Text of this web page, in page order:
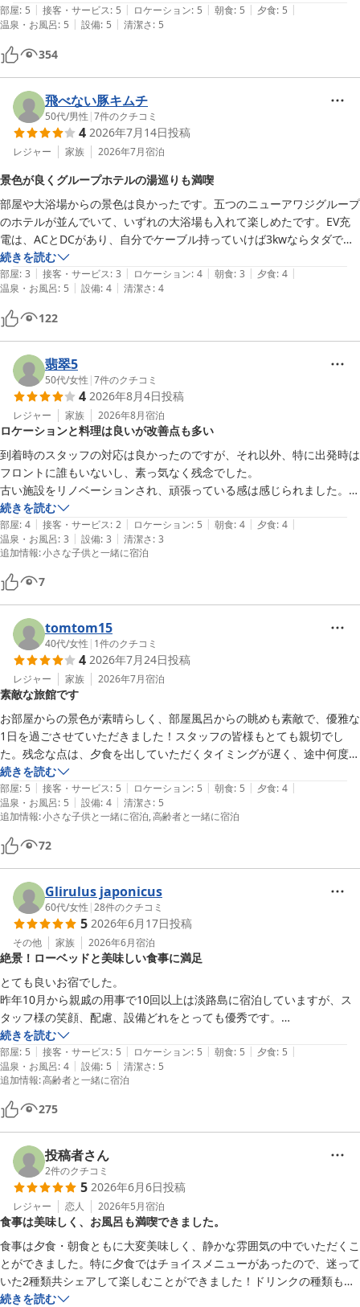
部屋: 5 | 接客・サービス: 5 | ロケーション: 5 | 朝食: 5 | 夕食: 5 |
温泉・お風呂: 5 | 設備: 5 | 清潔さ: 5
354
飛べない豚キムチ
50代/男性 |7件のクチコミ
4 2026年7月14日投稿
レジャー 家族 2026年7月宿泊
景色が良くグループホテルの湯巡りも満喫
部屋や大浴場からの景色は良かったです。五つのニューアワジグループ
のホテルが並んでいて、いずれの大浴場も入れて楽しめたです。EV充
電は、ACとDCがあり、自分でケーブル持っていけば3kwならタダで朝
まで入れられました。
続きを読む
部屋: 3 | 接客・サービス: 3 | ロケーション: 4 | 朝食: 3 | 夕食: 4 |
温泉・お風呂: 5 | 設備: 4 | 清潔さ: 4
122
翡翠5
50代/女性 |7件のクチコミ
4 2026年8月4日投稿
レジャー 家族 2026年8月宿泊
ロケーションと料理は良いが改善点も多い
到着時のスタッフの対応は良かったのですが、それ以外、特に出発時は
フロントに誰もいないし、素っ気なく残念でした。
古い施設をリノベーションされ、頑張っている感は感じられました。姉
妹施設のお風呂を利用できましたが、お風呂の側を船が往来し、船頭さ
んが手を振ったり、客室から丸見えだったり、おおらかというのか、今
時、少し驚きました。
全体的に65点。
1つ直ぐに改善して欲しいことは、朝食バイキングで都度、スリッパを
脱がなくてはならず、必然、手でスリッパを触り、その手でみんなが食
お料理の味も良かったし、ロケーションも最高なので、細かな気遣いと
スタッフの愛嬌のクオリティをあげるだけで素晴らしいホテルだと思い
ます。
続きを読む
部屋: 4 | 接客・サービス: 2 | ロケーション: 5 | 朝食: 4 | 夕食: 4 |
温泉・お風呂: 3 | 設備: 3 | 清潔さ: 3
追加情報:小さな子供と一緒に宿泊
7
tomtom15
40代/女性 | 1件のクチコミ
4 2026年7月24日投稿
レジャー 家族 2026年7月宿泊
素敵な旅館です
お部屋からの景色が素晴らしく、部屋風呂からの眺めも素敵で、優雅な
1日を過ごさせていただきました！スタッフの皆様もとても親切でし
た。残念な点は、夕食を出していただくタイミングが遅く、途中何度か
待ちぼうけ状態だった事。子供が途中で眠くなったり、高齢者もイライ
ラして少し困りました。エレベーターの閉まるタイミングがすごく早
く、子供、高齢者には危険だと思います。この点以外は最高でした。ま
たぜひ訪れたいです。
続きを読む
部屋: 5 | 接客・サービス: 5 | ロケーション: 5 | 朝食: 5 | 夕食: 4 |
温泉・お風呂: 5 | 設備: 4 | 清潔さ: 5
追加情報:小さな子供と一緒に宿泊 高齢者と一緒に宿泊
72
Glirulus japonicus
60代/女性 |28件のクチコミ
5 2026年6月17日投稿
その他 家族 2026年6月宿泊
絶景！ローベッドと美味しい食事に満足
とても良いお宿でした。
昨年10月から親戚の用事で10回以上は淡路島に宿泊していますが、ス
タッフ様の笑顔、配慮、設備どれをとっても優秀です。
持病があるため、和室に布団を敷いて起き上がる時に脚を攣ってしまう
ので、こちらの今回のプランの「和室にローベッド」が理想的な高さ
で、とても良かったです。
食事は夫婦共にあまり食べられないので、夕食も朝食も量が丁度良かっ
花季のホテル内の大浴場は他のグループホテルよりおとなしめの造りで
すが、絶景を眺めながらのんびりゆったりできました。
小さくても古茂江温泉の赤湯があれば100点満点ですが、グループ内の
温泉巡りで昨年から何回か利用し、堪能できましたので良かったです。
大変お世話になり、ありがとうございました。
続きを読む
部屋: 5 | 接客・サービス: 5 | ロケーション: 5 | 朝食: 5 | 夕食: 5 |
温泉・お風呂: 4 | 設備: 5 | 清潔さ: 5
追加情報:高齢者と一緒に宿泊
275
投稿者さん
2件のクチコミ
5 2026年6月6日投稿
レジャー 恋人 2026年5月宿泊
食事は美味しく、お風呂も満喫できました。
食事は夕食・朝食ともに大変美味しく、静かな雰囲気の中でいただくこ
とができました。特に夕食ではチョイスメニューがあったので、迷って
いた2種類共シェアして楽しむことができました！ドリンクの種類も豊
富でよかったです。
続きを読む